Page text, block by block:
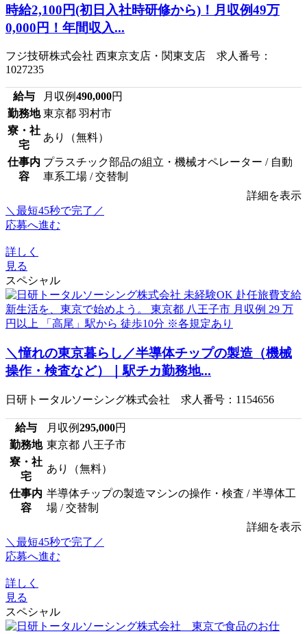
時給2,100円(初日入社時研修から)！月収例49万
0,000円！年間収入...
フジ技研株式会社 西東京支店・関東支店 求人番号：
1027235
給与 月収例490,000円
勤務地 東京都 羽村市
寮・社
宅
あり（無料）
仕事内
容
プラスチック部品の組立・機械オペレーター / 自動
車系工場 / 交替制
詳細を表示
＼最短45秒で完了／
応募へ進む
詳しく
見る
スペシャル
＼憧れの東京暮らし／半導体チップの製造（機械
操作・検査など）｜駅チカ勤務地...
日研トータルソーシング株式会社 求人番号：1154656
給与 月収例295,000円
勤務地 東京都 八王子市
寮・社
宅
あり（無料）
仕事内
容
半導体チップの製造マシンの操作・検査 / 半導体工
場 / 交替制
詳細を表示
＼最短45秒で完了／
応募へ進む
詳しく
見る
スペシャル